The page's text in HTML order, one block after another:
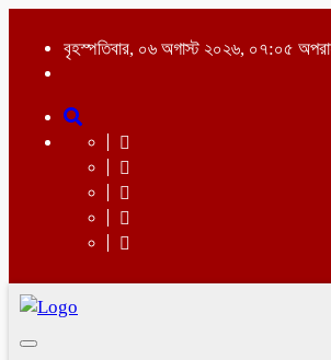
বৃহস্পতিবার, ০৬ অগাস্ট ২০২৬, ০৭:০৫
Toggle